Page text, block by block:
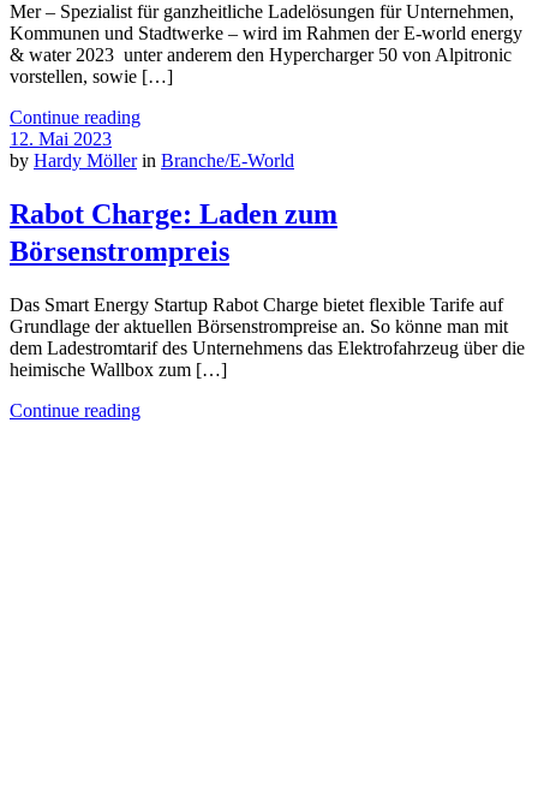
Mer – Spezialist für ganzheitliche Ladelösungen für Unternehmen,
Kommunen und Stadtwerke – wird im Rahmen der E-world energy
& water 2023 unter anderem den Hypercharger 50 von Alpitronic
vorstellen, sowie […]
Continue reading
12. Mai 2023
by Hardy Möller in Branche/E-World
Rabot Charge: Laden zum
Börsenstrompreis
Das Smart Energy Startup Rabot Charge bietet flexible Tarife auf
Grundlage der aktuellen Börsenstrompreise an. So könne man mit
dem Ladestromtarif des Unternehmens das Elektrofahrzeug über die
heimische Wallbox zum […]
Continue reading